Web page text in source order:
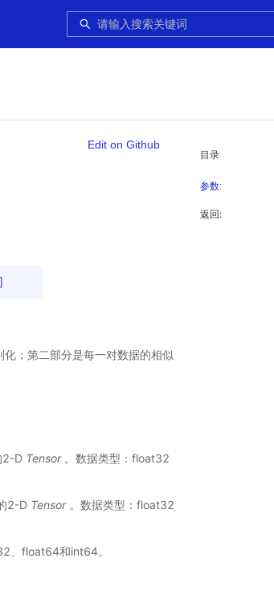
目录
参数:
返回:
Edit on Github
；第二部分是每一对数据的相似
2-D Tensor。数据类型：float32
2-D Tensor。数据类型：float32
、float64和int64。